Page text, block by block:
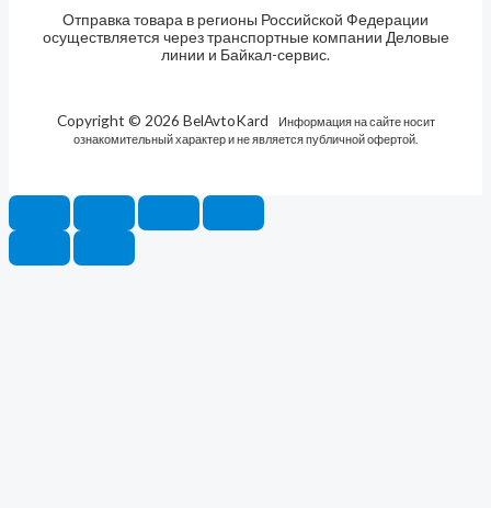
Отправка товара в регионы Российской Федерации
осуществляется через транспортные компании Деловые
линии и Байкал-сервис.
Copyright © 2026 BelAvtoKard
Информация на сайте носит
ознакомительный характер и не является публичной офертой.